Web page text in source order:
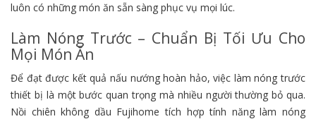
luôn có những món ăn sẵn sàng phục vụ mọi lúc.
Làm Nóng Trước – Chuẩn Bị Tối Ưu Cho
Mọi Món Ăn
Để đạt được kết quả nấu nướng hoàn hảo, việc làm nóng trước
thiết bị là một bước quan trọng mà nhiều người thường bỏ qua.
Nồi chiên không dầu Fujihome tích hợp tính năng làm nóng